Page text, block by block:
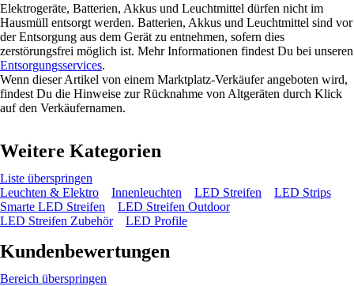
Elektrogeräte, Batterien, Akkus und Leuchtmittel dürfen nicht im
Hausmüll entsorgt werden. Batterien, Akkus und Leuchtmittel sind vor
der Entsorgung aus dem Gerät zu entnehmen, sofern dies
zerstörungsfrei möglich ist. Mehr Informationen findest Du bei unseren
Entsorgungsservices.
Wenn dieser Artikel von einem Marktplatz-Verkäufer angeboten wird,
findest Du die Hinweise zur Rücknahme von Altgeräten durch Klick
auf den Verkäufernamen.
Weitere Kategorien
Liste überspringen
Leuchten & Elektro
Innenleuchten LED Streifen
LED Strips
Smarte LED Streifen
LED Streifen Outdoor
LED Streifen Zubehör
LED Profile
Kundenbewertungen
Bereich überspringen